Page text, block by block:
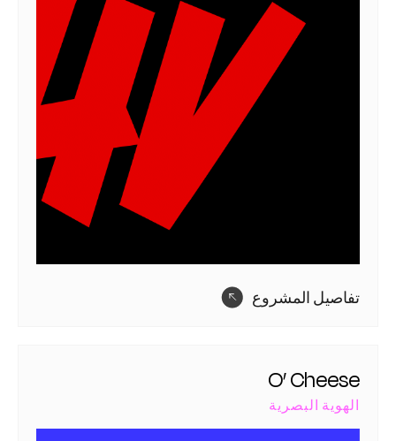
تفاصيل المشروع
O’ Cheese
الهوية البصرية